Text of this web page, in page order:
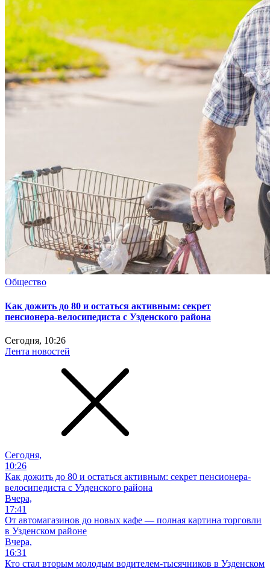
Общество
Как дожить до 80 и остаться активным: секрет
пенсионера-велосипедиста с Узденского района
Сегодня, 10:26
Лента новостей
Сегодня,
10:26
Как дожить до 80 и остаться активным: секрет пенсионера-
велосипедиста с Узденского района
Вчера,
17:41
От автомагазинов до новых кафе — полная картина торговли
в Узденском районе
Вчера,
16:31
Кто стал вторым молодым водителем-тысячников в Узденском